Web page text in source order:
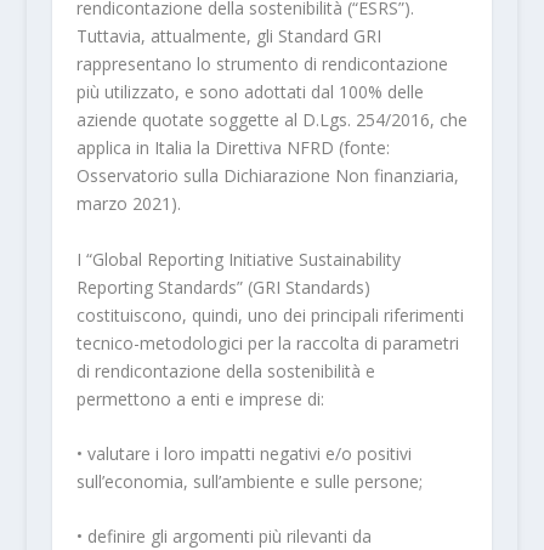
rendicontazione della sostenibilità (“ESRS”).
Tuttavia, attualmente, gli Standard GRI
rappresentano lo strumento di rendicontazione
più utilizzato, e sono adottati dal 100% delle
aziende quotate soggette al D.Lgs. 254/2016, che
applica in Italia la Direttiva NFRD (fonte:
Osservatorio sulla Dichiarazione Non finanziaria,
marzo 2021).
I “Global Reporting Initiative Sustainability
Reporting Standards” (GRI Standards)
costituiscono, quindi, uno dei principali riferimenti
tecnico-metodologici per la raccolta di parametri
di rendicontazione della sostenibilità e
permettono a enti e imprese di:
• valutare i loro impatti negativi e/o positivi
sull’economia, sull’ambiente e sulle persone;
• definire gli argomenti più rilevanti da